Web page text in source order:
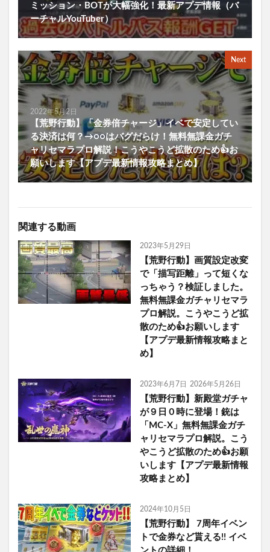
ミッション・BOTが大幅強化！最新アプデ情報（バ
ーチャルYouTuber）
Next
2022年5月2日
【荒野行動】「金券倍チャージ」イベで安定してい
る決済は何？→○○はバグだらけ！無料無課金ガチ
ャリセマラプロ解説！こうやこうど拡散のため👍お
願いします【アプデ最新情報攻略まとめ】
関連する動画
2023年5月29日
【荒野行動】画質設定改変
で「描写距離」って短くな
っちゃう？検証しました。
無料無課金ガチャリセマラ
プロ解説。こうやこうど拡
散のため👍お願いします
【アプデ最新情報攻略まと
め】
2023年6月7日 2026年5月26日
【荒野行動】新殿堂ガチャ
が９日０時に登場！銃は
「MC-X」無料無課金ガチ
ャリセマラプロ解説。こう
やこうど拡散のため👍お願
いします【アプデ最新情報
攻略まとめ】
2024年10月5日
【荒野行動】 7周年イベン
トで金券など貰える!! イベ